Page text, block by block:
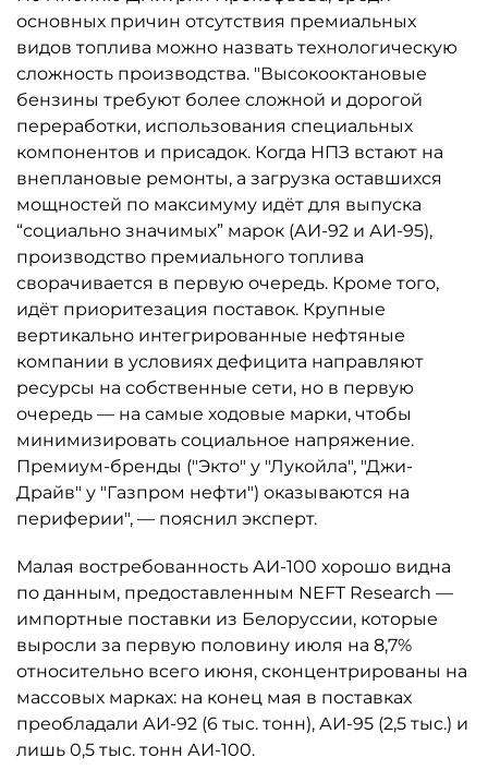
основных причин отсутствия премиальных
видов топлива можно назвать технологическую
сложность производства. "Высокооктановые
бензины требуют более сложной и дорогой
переработки, использования специальных
компонентов и присадок. Когда НПЗ встают на
внеплановые ремонты, а загрузка оставшихся
мощностей по максимуму идёт для выпуска
“социально значимых” марок (АИ-92 и АИ-95),
производство премиального топлива
сворачивается в первую очередь. Кроме того,
идёт приоритезация поставок. Крупные
вертикально интегрированные нефтяные
компании в условиях дефицита направляют
ресурсы на собственные сети, но в первую
очередь — на самые ходовые марки, чтобы
минимизировать социальное напряжение.
Премиум-бренды ("Экто" у "Лукойла", "Джи-
Драйв" у "Газпром нефти") оказываются на
периферии", — пояснил эксперт.
Малая востребованность АИ-100 хорошо видна
по данным, предоставленным NEFT Research —
импортные поставки из Белоруссии, которые
выросли за первую половину июля на 8,7%
относительно всего июня, сконцентрированы на
массовых марках: на конец мая в поставках
преобладали АИ-92 (6 тыс. тонн), АИ-95 (2,5 тыс.) и
лишь 0,5 тыс. тонн АИ-100.